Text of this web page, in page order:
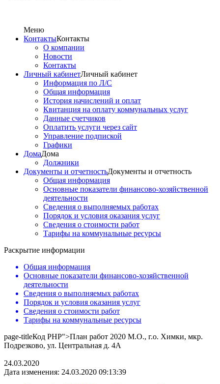
Меню
КонтактыКонтакты
О компании
Новости
Контакты
Личный кабинетЛичный кабинет
Информация по Л/С
Общая информация
История начислений и оплат
Квитанция на оплату коммунальных услуг
Данные счетчиков
Оплатить услуги через сайт
Управление подпиской
Графики
ДомаДома
Должники
Документы и отчетностьДокументы и отчетность
Общая информация
Основные показатели финансово-хозяйственной
деятельности
Сведения о выполняемых работах
Порядок и условия оказания услуг
Сведения о стоимости работ
Тарифы на коммунальные ресурсы
Раскрытие информации
Общая информация
Основные показатели финансово-хозяйственной
деятельности
Сведения о выполняемых работах
Порядок и условия оказания услуг
Сведения о стоимости работ
Тарифы на коммунальные ресурсы
page-titleКод PHP">План работ 2020 М.О., г.о. Химки, мкр.
Подрезково, ул. Центральная д. 4А
24.03.2020
Дата изменения: 24.03.2020 09:13:39